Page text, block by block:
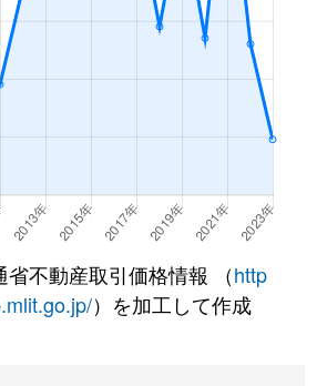
不動産取引価格情報 （http
）を加工して作成